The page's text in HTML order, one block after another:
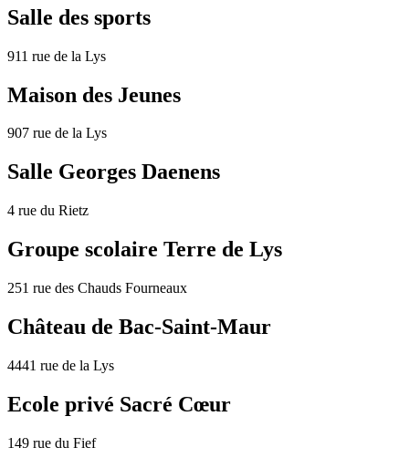
Salle des sports
911 rue de la Lys
Maison des Jeunes
907 rue de la Lys
Salle Georges Daenens
4 rue du Rietz
Groupe scolaire Terre de Lys
251 rue des Chauds Fourneaux
Château de Bac-Saint-Maur
4441 rue de la Lys
Ecole privé Sacré Cœur
149 rue du Fief